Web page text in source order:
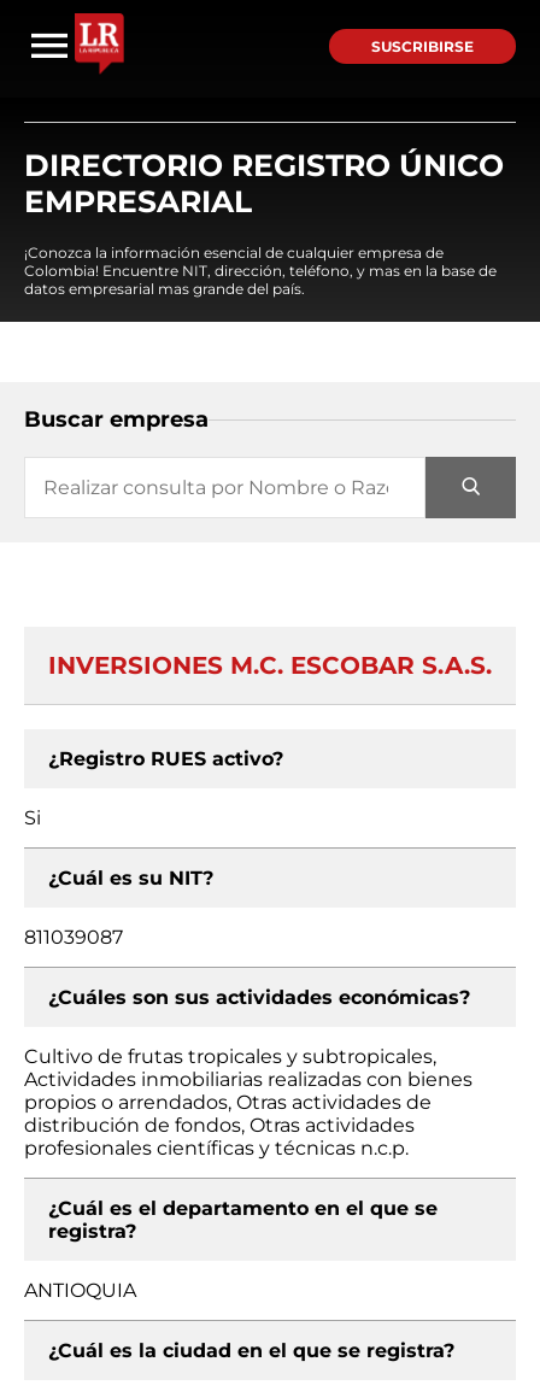
SUSCRIBIRSE
DIRECTORIO REGISTRO ÚNICO
EMPRESARIAL
¡Conozca la información esencial de cualquier empresa de
Colombia! Encuentre NIT, dirección, teléfono, y mas en la base de
datos empresarial mas grande del país.
Buscar empresa
INVERSIONES M.C. ESCOBAR S.A.S.
¿Registro RUES activo?
Si
¿Cuál es su NIT?
811039087
¿Cuáles son sus actividades económicas?
Cultivo de frutas tropicales y subtropicales,
Actividades inmobiliarias realizadas con bienes
propios o arrendados, Otras actividades de
distribución de fondos, Otras actividades
profesionales científicas y técnicas n.c.p.
¿Cuál es el departamento en el que se
registra?
ANTIOQUIA
¿Cuál es la ciudad en el que se registra?